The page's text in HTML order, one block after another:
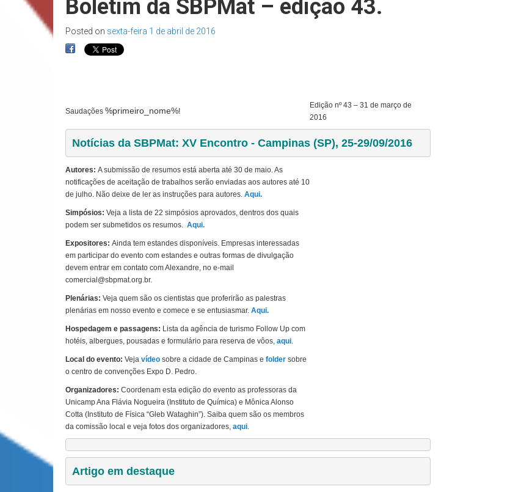
Boletim da SBPMat – edição 43.
Posted on sexta-feira 1 de abril de 2016
Saudações %primeiro_nome%!
Edição nº 43 – 31 de março de
2016
Notícias da SBPMat: XV Encontro - Campinas (SP), 25-29/09/2016
Autores: A submissão de resumos está aberta até 30 de maio.As
notificações de aceitação de trabalhos serão enviadas aos autores até 10
de julho. Não deixe de ler as instruções para autores. Aqui.
Simpósios: Veja a lista de 22 simpósios aprovados, dentros dos quais
podem ser submetidos os resumos. Aqui.
Expositores: Ainda tem estandes disponíveis. Empresas interessadas
em participar do evento com estandes e outras formas de divulgação
devem entrar em contato com Alexandre, no e-mail
comercial@sbpmat.org.br.
Plenárias: Veja quem são os cientistas que proferirão as palestras
plenárias em nosso evento e comece e se entusiasmar. Aqui.
Hospedagem e passagens: Lista da agência de turismo Follow Up com
hotéis, albergues, pousadas e formulário para reserva de vôos, aqui.
Local do evento: Veja vídeo sobre a cidade de Campinas e folder sobre
o centro de convenções Expo D. Pedro.
Organizadores: Coordenam esta edição do evento as professoras da
Unicamp Ana Flávia Nogueira (Instituto de Química) e Mônica Alonso
Cotta (Instituto de Física “Gleb Wataghin”). Saiba quem são os membros
da comissão local e veja fotos dos organizadores, aqui.
Artigo em destaque